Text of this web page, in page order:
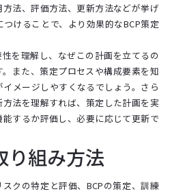
法、評価方法、更新方法などが挙げ
けることで、より効果的なBCP策定
を理解し、なぜこの計画を立てるの
また、策定プロセスや構成要素を知
メージしやすくなるでしょう。さら
法を理解すれば、策定した計画を実
するか評価し、必要に応じて更新で
り組み方法
クの特定と評価、BCPの策定、訓練